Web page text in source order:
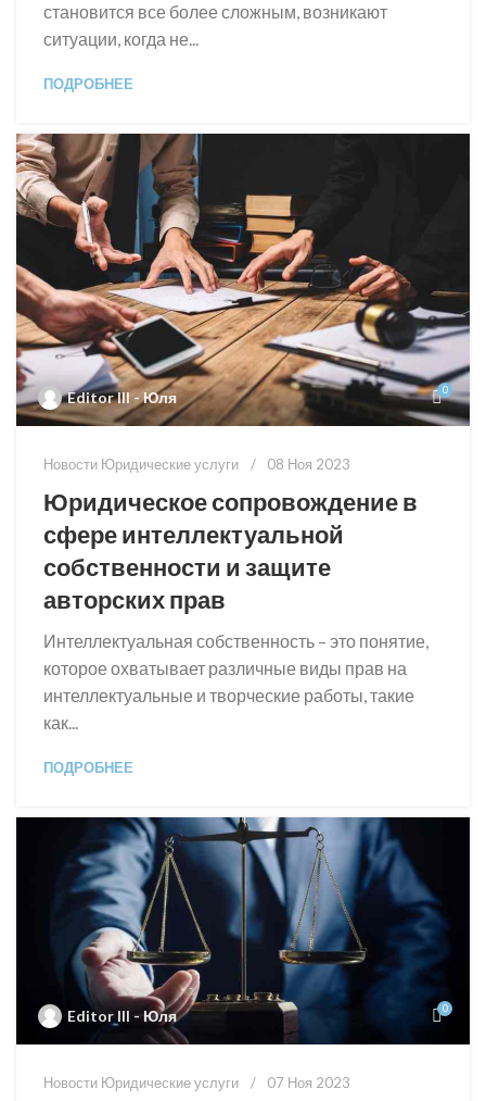
становится все более сложным, возникают
ситуации, когда не...
ПОДРОБНЕЕ
Editor III - Юля 0
Новости Юридические услуги 08 Ноя 2023
Юридическое сопровождение в
сфере интеллектуальной
собственности и защите
авторских прав
Интеллектуальная собственность – это понятие,
которое охватывает различные виды прав на
интеллектуальные и творческие работы, такие
как...
ПОДРОБНЕЕ
Editor III - Юля 0
Новости Юридические услуги 07 Ноя 2023